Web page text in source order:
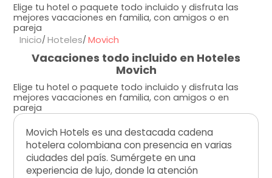
Elige tu hotel o paquete todo incluido y disfruta las
mejores vacaciones en familia, con amigos o en
pareja
Inicio Hoteles Movich
Vacaciones todo incluido en Hoteles
Movich
Elige tu hotel o paquete todo incluido y disfruta las
mejores vacaciones en familia, con amigos o en
pareja
Movich Hotels es una destacada cadena
hotelera colombiana con presencia en varias
ciudades del país. Sumérgete en una
experiencia de lujo, donde la atención